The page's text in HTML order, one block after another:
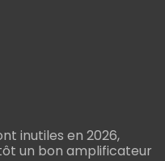
inutiles en 2026,
un bon amplificateur